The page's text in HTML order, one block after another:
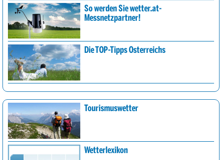
So werden Sie wetter.at-
Messnetzpartner!
Die TOP-Tipps Österreichs
Tourismuswetter
Wetterlexikon